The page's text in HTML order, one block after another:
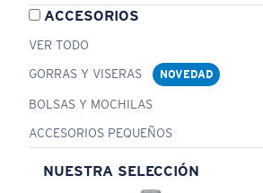
ACCESORIOS
VER TODO
GORRAS Y VISERAS
NOVEDAD
BOLSAS Y MOCHILAS
ACCESORIOS PEQUEÑOS
NUESTRA SELECCIÓN